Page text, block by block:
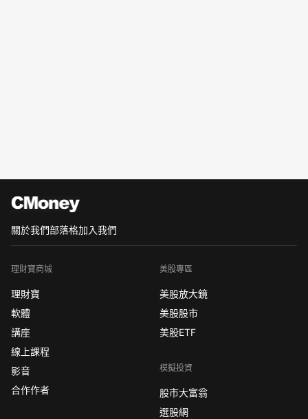
關於我們部落格加入我們
理財寶商城
理財寶
軟體
講座
線上課程
影音
合作作者
美股專區
美股放大鏡
美股股市
美股ETF
模擬投資
股市大富翁
選股網